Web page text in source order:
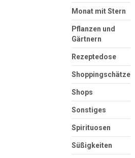
Monat mit Stern
Pflanzen und
Gärtnern
Rezeptedose
Shoppingschätze
Shops
Sonstiges
Spirituosen
Süßigkeiten